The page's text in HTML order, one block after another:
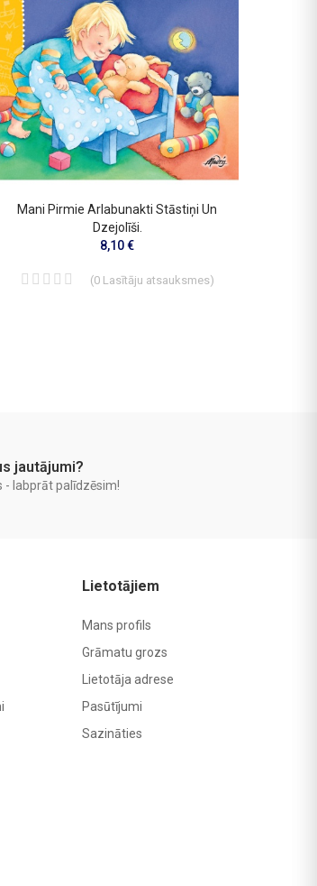
Mani Pirmie Arlabunakti Stāstiņi Un
Dzejolīši.
8,10 €
(0Lasītāju atsauksmes)
jautājumi?
- labprāt palīdzēsim!
Lietotājiem
Mans profils
Grāmatu grozs
Lietotāja adrese
Pasūtījumi
Sazināties